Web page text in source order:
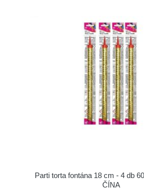
Parti torta fontána 18 cm - 4 db
ČÍNA